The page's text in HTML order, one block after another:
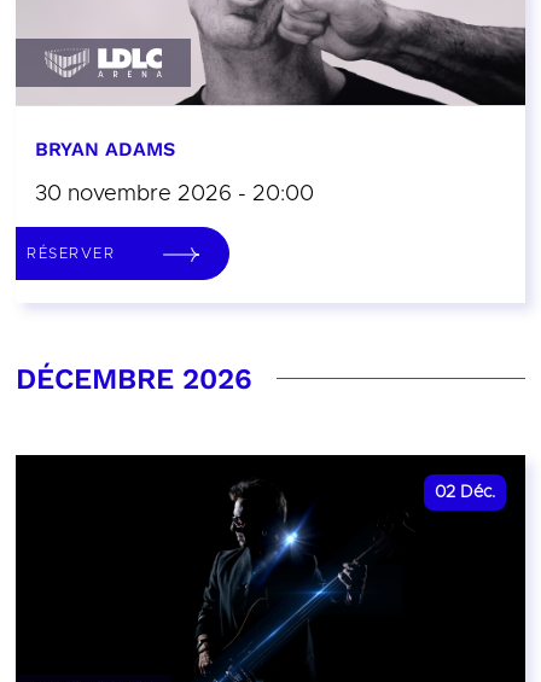
BRYAN ADAMS
30 novembre 2026 - 20:00
RÉSERVER
DÉCEMBRE 2026
02 Déc.